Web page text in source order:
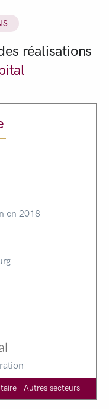
réalisations
en 2018
- Autres secteurs